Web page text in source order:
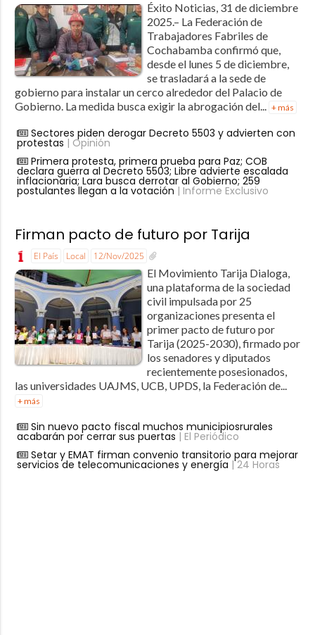
Éxito Noticias, 31 de diciembre
2025.– La Federación de
Trabajadores Fabriles de
Cochabamba confirmó que,
desde el lunes 5 de diciembre,
se trasladará a la sede de
gobierno para instalar un cerco alrededor del Palacio de
Gobierno. La medida busca exigir la abrogación del... + más
Sectores piden derogar Decreto 5503 y advierten con
protestas | Opinión
Primera protesta, primera prueba para Paz; COB
declara guerra al Decreto 5503; Libre advierte escalada
inflacionaria; Lara busca derrotar al Gobierno; 259
postulantes llegan a la votación | Informe Exclusivo
Firman pacto de futuro por Tarija
El País Local 12/Nov/2025
El Movimiento Tarija Dialoga,
una plataforma de la sociedad
civil impulsada por 25
organizaciones presenta el
primer pacto de futuro por
Tarija (2025-2030), firmado por
los senadores y diputados
recientemente posesionados,
las universidades UAJMS, UCB, UPDS, la Federación de...
+ más
Sin nuevo pacto fiscal muchos municipiosrurales
acabarán por cerrar sus puertas | El Periódico
Setar y EMAT firman convenio transitorio para mejorar
servicios de telecomunicaciones y energía | 24 Horas